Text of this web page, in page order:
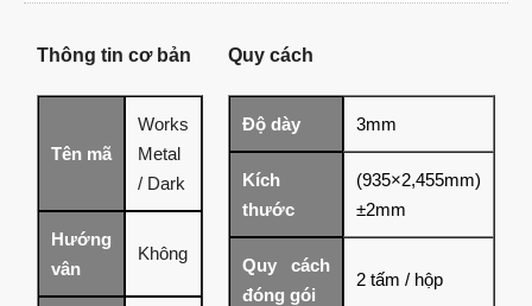
Thông tin cơ bản Quy cách
Tên mã
Works
Metal
/ Dark
Hướng
vân
Không
Độ dày 3mm
Kích
thước
(935×2,455mm)
±2mm
Quy cách
đóng gói
2 tấm / hộp